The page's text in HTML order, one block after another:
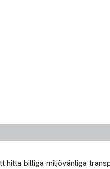
billiga miljövänliga